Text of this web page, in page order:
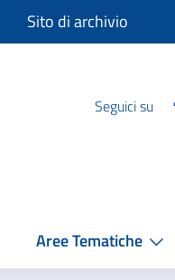
Sito di archivio
Seguici su
Aree Tematiche